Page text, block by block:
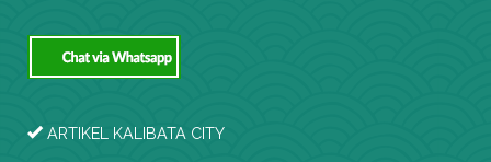
ARTIKEL KALIBATA CITY